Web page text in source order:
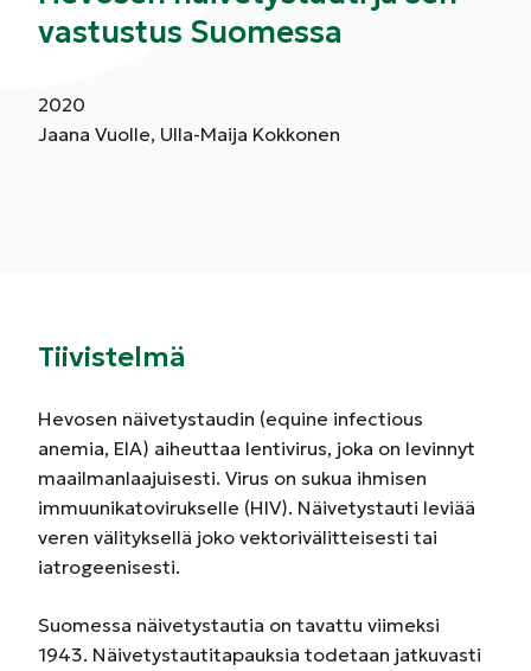
vastustus Suomessa
2020
Jaana Vuolle, Ulla-Maija Kokkonen
Tiivistelmä
Hevosen näivetystaudin (equine infectious
anemia, EIA) aiheuttaa lentivirus, joka on levinnyt
maailmanlaajuisesti. Virus on sukua ihmisen
immuunikatovirukselle (HIV). Näivetystauti leviää
veren välityksellä joko vektorivälitteisesti tai
iatrogeenisesti.
Suomessa näivetystautia on tavattu viimeksi
1943. Näivetystautitapauksia todetaan jatkuvasti